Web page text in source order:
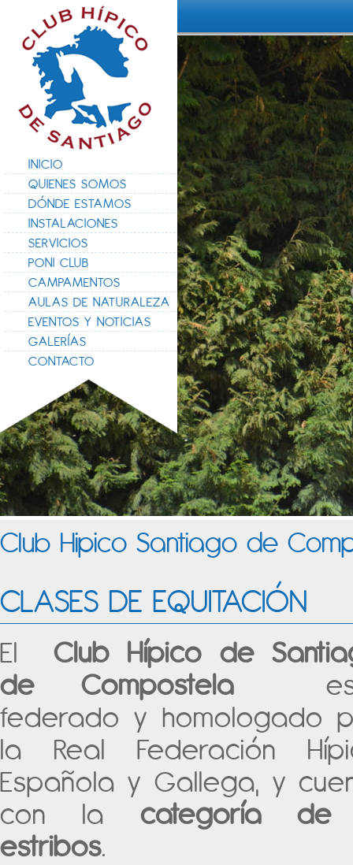
INICIO
QUIENES SOMOS
DÓNDE ESTAMOS
INSTALACIONES
SERVICIOS
PONI CLUB
CAMPAMENTOS
AULAS DE NATURALEZA
EVENTOS Y NOTICIAS
GALERÍAS
CONTACTO
Club Hipico Santiago de
CLASES DE EQUITACIÓN
El Club Hípico de
de Compostela
federado y homologado
la Real Federación
Española y Gallega, y
con la categoría
estribos.